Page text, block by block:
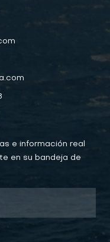
e información real
en su bandeja de